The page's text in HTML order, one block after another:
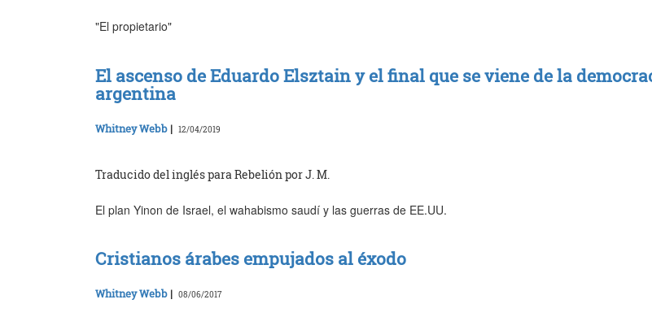
"El propietario"
El ascenso de Eduardo Elsztain y el final que se viene de la
argentina
Whitney Webb | 12/04/2019
Traducido del inglés para Rebelión por J. M.
El plan Yinon de Israel, el wahabismo saudí y las guerras de EE.UU.
Cristianos árabes empujados al éxodo
Whitney Webb | 08/06/2017